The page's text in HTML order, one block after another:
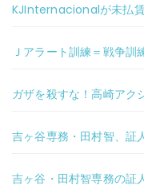
KJInternacionalが未払賃
Ｊアラート訓練＝戦争訓
ガザを殺すな！高崎アク
吉ヶ谷専務・田村智、証
吉ヶ谷・田村智専務の証